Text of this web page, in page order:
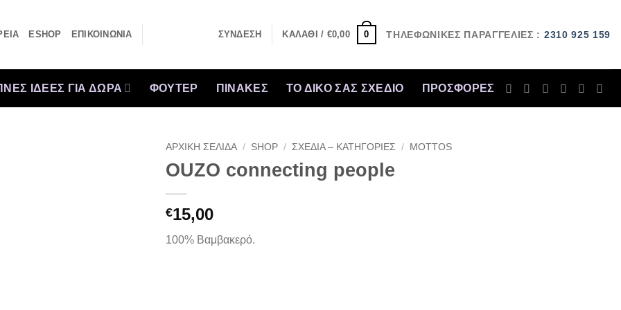
ESHOP ΕΠΙΚΟΙΝΩΝΙΑ ΣΎΝΔΕΣΗ ΚΑΛΆΘΙ / €0,00 0 ΤΗΛΕΦΩΝΙΚΕΣ ΠΑΡΑΓΓΕΛΙΕΣ : 2310 925 159
ΙΔΕΕΣ ΓΙΑ ΔΩΡΑ ΦΟΥΤΕΡ ΠΙΝΑΚΕΣ ΤΟ ΔΙΚΟ ΣΑΣ ΣΧΕΔΙΟ ΠΡΟΣΦΟΡΈΣ
ΑΡΧΙΚΉ ΣΕΛΊΔΑ / SHOP / ΣΧΕΔΙΑ – ΚΑΤΗΓΟΡΙΕΣ / MOTTOS
OUZO connecting people
€15,00
100% Βαμβακερό.